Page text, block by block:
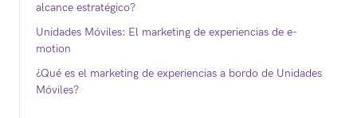
alcance estratégico?
Unidades Móviles: El marketing de experiencias de e-
motion
¿Qué es el marketing de experiencias a bordo de Unidades
Móviles?